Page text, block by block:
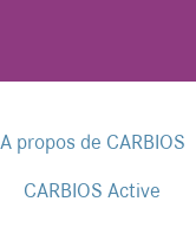
A propos de CARBIOS
CARBIOS Active